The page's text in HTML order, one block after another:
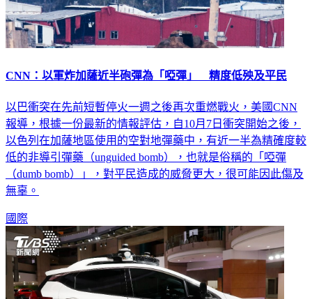
CNN：以軍炸加薩近半砲彈為「啞彈」 精度低殃及平民
以巴衝突在先前短暫停火一週之後再次重燃戰火，美國CNN
報導，根據一份最新的情報評估，自10月7日衝突開始之後，
以色列在加薩地區使用的空對地彈藥中，有近一半為精確度較
低的非導引彈藥（unguided bomb），也就是俗稱的「啞彈
（dumb bomb）」，對平民造成的威脅更大，很可能因此傷及
無辜。
國際